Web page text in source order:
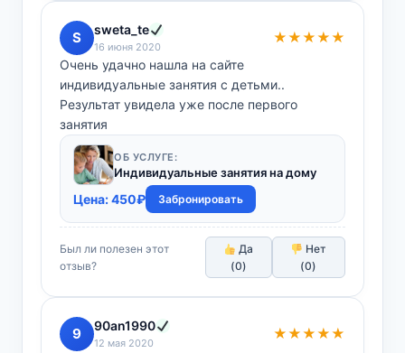
S sweta_te
16 июня 2020
★★★★★
Очень удачно нашла на сайте
индивидуальные занятия с детьми..
Результат увидела уже после первого
занятия
ОБ УСЛУГЕ:
Индивидуальные занятия на дому
Цена:450₽ Забронировать
Был ли полезен этот
отзыв?
Да
(0)
Нет
(0)
9 90an1990
12 мая 2020
★★★★★